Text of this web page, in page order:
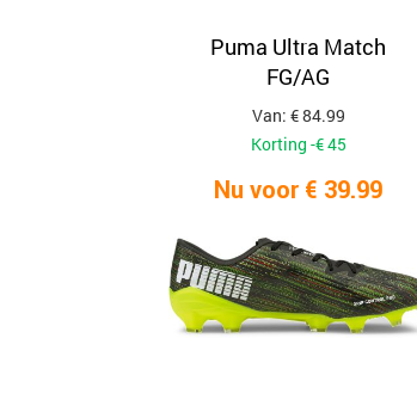
Puma Ultra Match
FG/AG
Van: € 84.99
Korting -€ 45
Nu voor € 39.99